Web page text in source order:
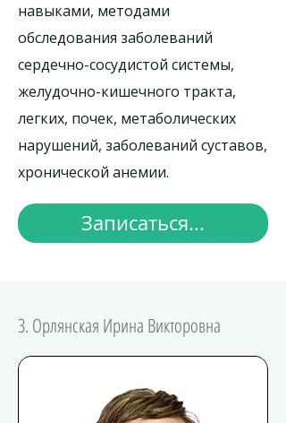
навыками, методами
обследования заболеваний
сердечно-сосудистой системы,
желудочно-кишечного тракта,
легких, почек, метаболических
нарушений, заболеваний суставов,
хронической анемии.
Записаться...
3. Орлянская Ирина Викторовна